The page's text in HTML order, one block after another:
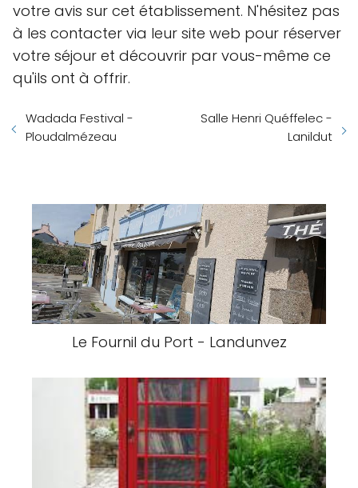
votre avis sur cet établissement. N'hésitez pas
à les contacter via leur site web pour réserver
votre séjour et découvrir par vous-même ce
qu'ils ont à offrir.
Wadada Festival -
Ploudalmézeau
Salle Henri Quéffelec -
Lanildut
Le Fournil du Port - Landunvez